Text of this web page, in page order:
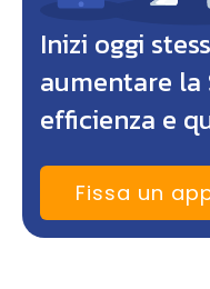
Inizi oggi
aumentare
efficienza e
Fissa un